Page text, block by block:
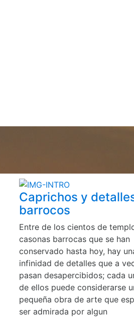
Caprichos y
barrocos
Entre de los cientos de
casonas barrocas que se han
conservado hasta hoy, hay
infinidad de detalles que a
pasan desapercibidos; cada
de ellos puede considerarse
pequeña obra de arte que
ser admirada por algun